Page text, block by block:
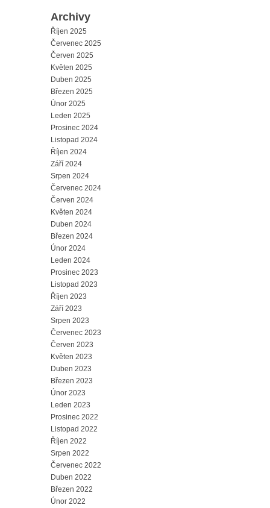
Archivy
Říjen 2025
Červenec 2025
Červen 2025
Květen 2025
Duben 2025
Březen 2025
Únor 2025
Leden 2025
Prosinec 2024
Listopad 2024
Říjen 2024
Září 2024
Srpen 2024
Červenec 2024
Červen 2024
Květen 2024
Duben 2024
Březen 2024
Únor 2024
Leden 2024
Prosinec 2023
Listopad 2023
Říjen 2023
Září 2023
Srpen 2023
Červenec 2023
Červen 2023
Květen 2023
Duben 2023
Březen 2023
Únor 2023
Leden 2023
Prosinec 2022
Listopad 2022
Říjen 2022
Srpen 2022
Červenec 2022
Duben 2022
Březen 2022
Únor 2022